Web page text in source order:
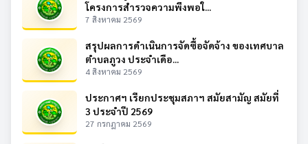
โครงการสำรวจความพึงพอใ...
7 สิงหาคม 2569
สรุปผลการดำเนินการจัดซื้อจัดจ้าง ของเทศบาล
ตำบลภูวง ประจำเดือ...
4 สิงหาคม 2569
ประกาศฯ เรียกประชุมสภาฯ สมัยสามัญ สมัยที่
3 ประจำปี 2569
27 กรกฎาคม 2569